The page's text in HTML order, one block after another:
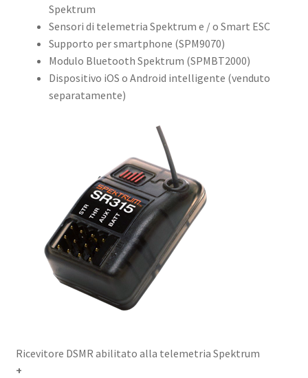
Spektrum
Sensori di telemetria Spektrum e / o Smart ESC
Supporto per smartphone (SPM9070)
Modulo Bluetooth Spektrum (SPMBT2000)
Dispositivo iOS o Android intelligente (venduto
separatamente)
Ricevitore DSMR abilitato alla telemetria Spektrum
+